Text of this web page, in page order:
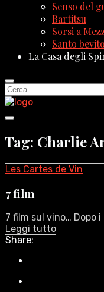
Senso del
Bartitsu
Sorsi a
Santo
La Casa degli
Tag: Charlie
Les Cartes de Vin
7 film
7 film sul vino… Dopo
Leggi tutto
Share: